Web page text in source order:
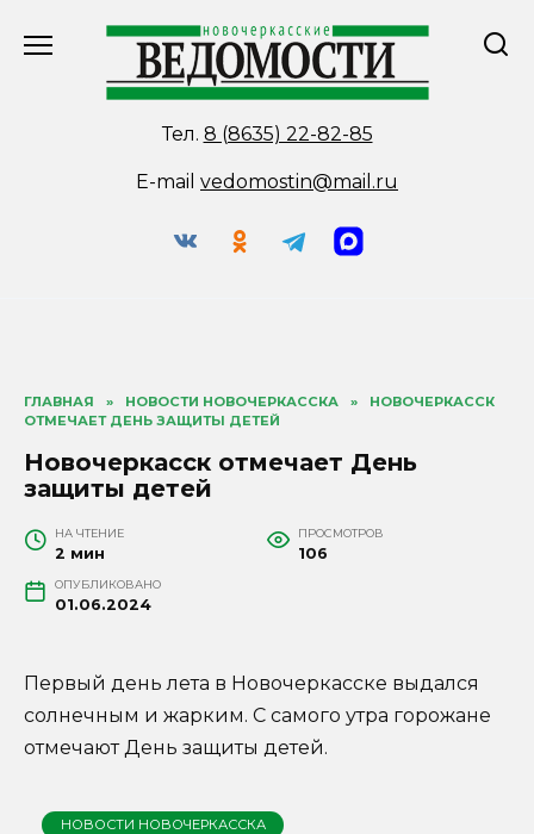
Тел. 8 (8635) 22-82-85
E-mail vedomostin@mail.ru
ГЛАВНАЯ » НОВОСТИ НОВОЧЕРКАССКА »
НОВОЧЕРКАССК
ОТМЕЧАЕТ ДЕНЬ ЗАЩИТЫ ДЕТЕЙ
Новочеркасск отмечает День
защиты детей
НА ЧТЕНИЕ
2 мин
ПРОСМОТРОВ
106
ОПУБЛИКОВАНО
01.06.2024
Первый день лета в Новочеркасске выдался
солнечным и жарким. С самого утра горожане
отмечают День защиты детей.
НОВОСТИ НОВОЧЕРКАССКА